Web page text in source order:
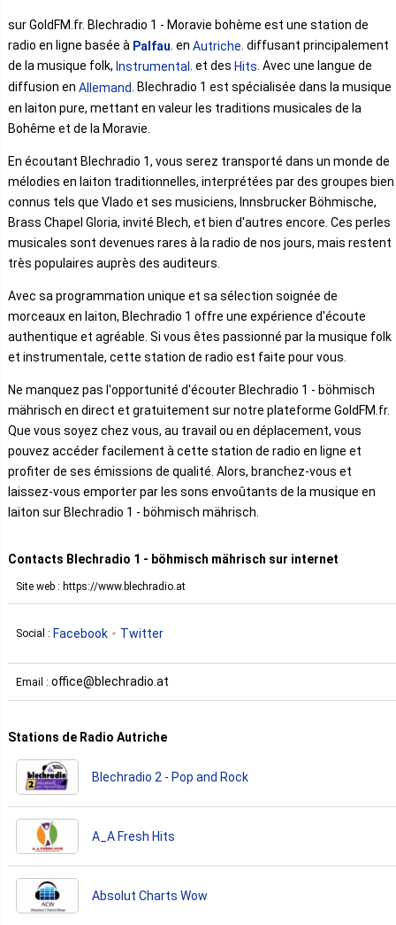
sur GoldFM.fr. Blechradio 1 - Moravie bohème est une station de
radio en ligne basée à Palfau . en Autriche . diffusant principalement
de la musique folk, Instrumental . et des Hits. Avec une langue de
diffusion en Allemand
. Blechradio 1 est spécialisée dans la musique
en laiton pure, mettant en valeur les traditions musicales de la
Bohême et de la Moravie.
En écoutant Blechradio 1, vous serez transporté dans un monde de
mélodies en laiton traditionnelles, interprétées par des groupes bien
connus tels que Vlado et ses musiciens, Innsbrucker Böhmische,
Brass Chapel Gloria, invité Blech, et bien d'autres encore. Ces perles
musicales sont devenues rares à la radio de nos jours, mais restent
très populaires auprès des auditeurs.
Avec sa programmation unique et sa sélection soignée de
morceaux en laiton, Blechradio 1 offre une expérience d'écoute
authentique et agréable. Si vous êtes passionné par la musique folk
et instrumentale, cette station de radio est faite pour vous.
Ne manquez pas l'opportunité d'écouter Blechradio 1 - böhmisch
mährisch en direct et gratuitement sur notre plateforme GoldFM.fr.
Que vous soyez chez vous, au travail ou en déplacement, vous
pouvez accéder facilement à cette station de radio en ligne et
profiter de ses émissions de qualité. Alors, branchez-vous et
laissez-vous emporter par les sons envoûtants de la musique en
laiton sur Blechradio 1 - böhmisch mährisch.
Contacts Blechradio 1 - böhmisch mährisch sur internet
Site web : https://www.blechradio.at
Social : Facebook Twitter
Email : office@blechradio.at
Stations de Radio Autriche
Blechradio 2 - Pop and Rock
A_A Fresh Hits
Absolut Charts Wow